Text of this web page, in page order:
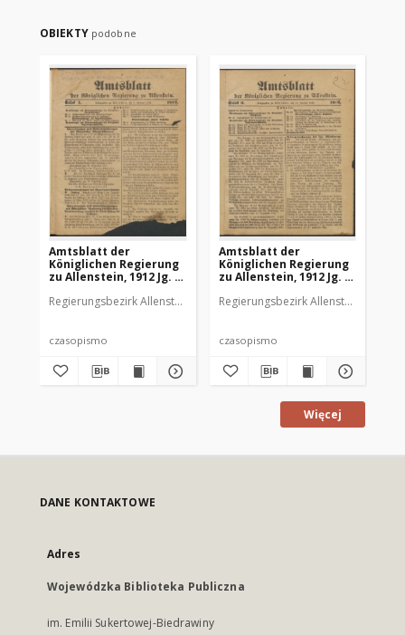
OBIEKTY podobne
Amtsblatt der
Königlichen Regierung
zu Allenstein, 1912 Jg. 8,
Regierungsbezirk Allenstein
czasopismo
Amtsblatt der
Königlichen Regierung
zu Allenstein, 1912 Jg. 8,
Regierungsbezirk Allenstein
czasopismo
Więcej
DANE KONTAKTOWE
Adres
Wojewódzka Biblioteka Publiczna
im. Emilii Sukertowej-Biedrawiny